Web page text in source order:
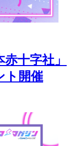
十字社」
ト開催